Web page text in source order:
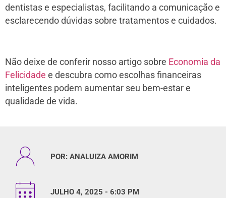
dentistas e especialistas, facilitando a comunicação e
esclarecendo dúvidas sobre tratamentos e cuidados.
Não deixe de conferir nosso artigo sobre Economia da
Felicidade e descubra como escolhas financeiras
inteligentes podem aumentar seu bem-estar e
qualidade de vida.
POR: ANALUIZA AMORIM
JULHO 4, 2025 - 6:03 PM